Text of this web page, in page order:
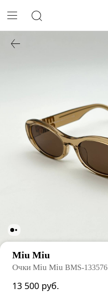
Miu Miu
Очки Miu Miu BMS-133576
13 500 руб.